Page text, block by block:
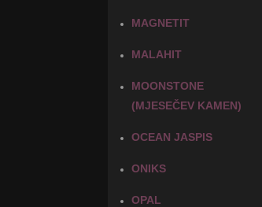
MAGNETIT
MALAHIT
MOONSTONE
(MJESEČEV KAMEN)
OCEAN JASPIS
ONIKS
OPAL